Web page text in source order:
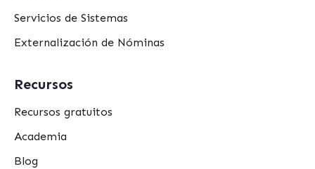
Servicios de Sistemas
Externalización de Nóminas
Recursos
Recursos gratuitos
Academia
Blog